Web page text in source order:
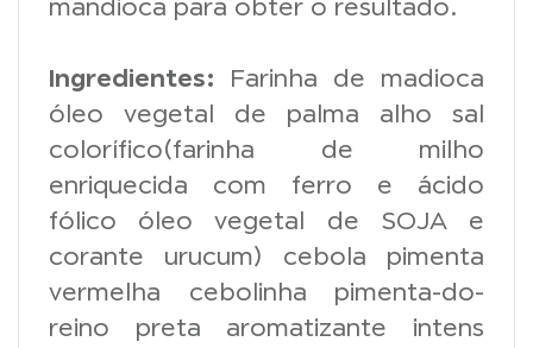
mandioca para obter o resultado.
Ingredientes: Farinha de madioca
óleo vegetal de palma alho sal
colorífico(farinha de milho
enriquecida com ferro e ácido
fólico óleo vegetal de SOJA e
corante urucum) cebola pimenta
vermelha cebolinha pimenta-do-
reino preta aromatizante intens